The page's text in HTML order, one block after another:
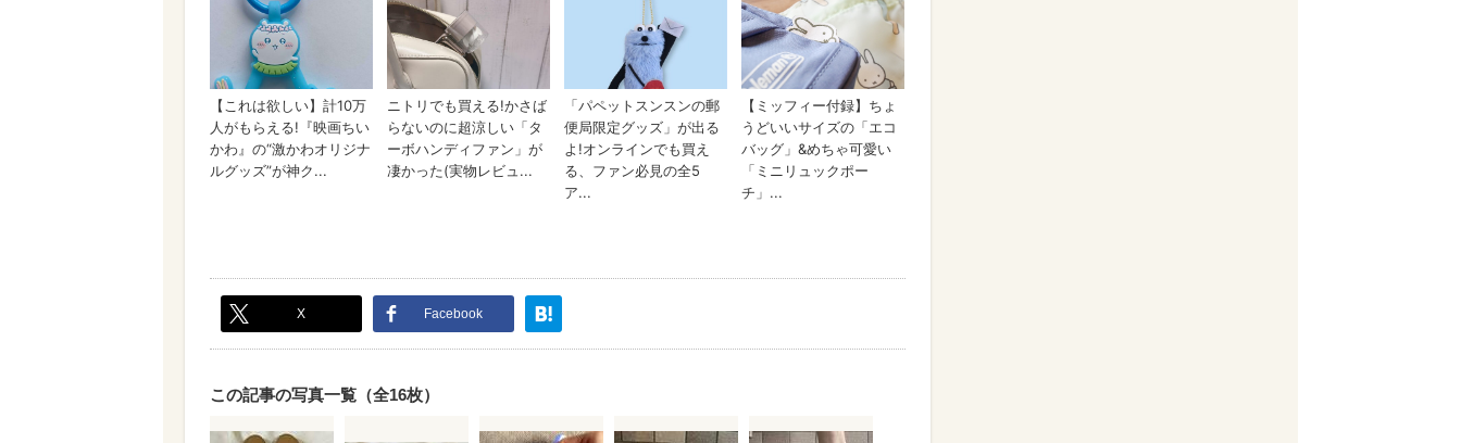
X Facebook
この記事の写真一覧（全16枚）